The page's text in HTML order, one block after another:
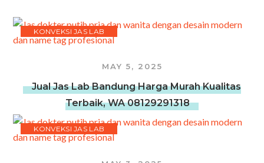
KONVEKSI JAS LAB
MAY 5, 2025
Jual Jas Lab Bandung Harga Murah Kualitas
Terbaik, WA 08129291318
KONVEKSI JAS LAB